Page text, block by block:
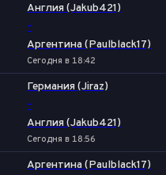
Англия (Jakub421)
-
Аргентина (Paulblack17)
Сегодня в 18:42
Германия (Jiraz)
-
Англия (Jakub421)
Сегодня в 18:56
Аргентина (Paulblack17)